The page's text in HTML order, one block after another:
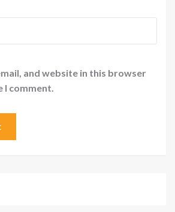
and website in this browser
comment.